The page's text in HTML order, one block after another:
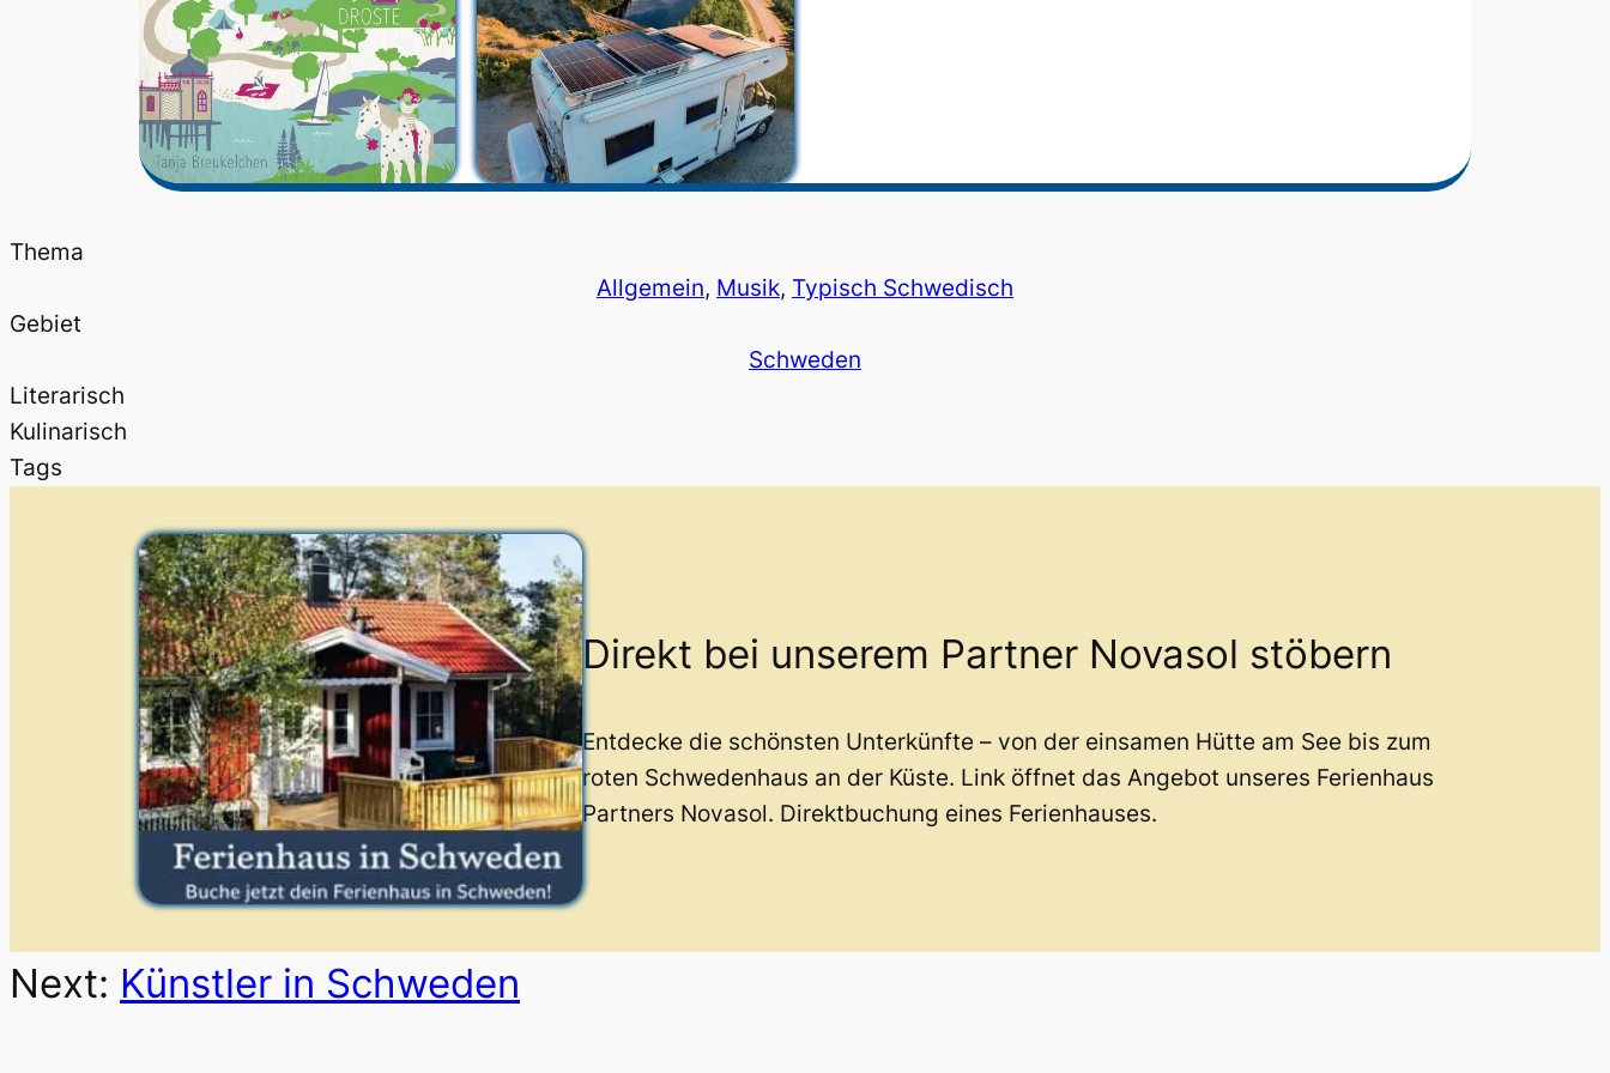
Thema
Allgemein, Musik, Typisch Schwedisch
Gebiet
Schweden
Literarisch
Kulinarisch
Tags
Direkt bei unserem Partner Novasol stöbern
Entdecke die schönsten Unterkünfte – von der einsamen Hütte am See bis zum
roten Schwedenhaus an der Küste. Link öffnet das Angebot unseres Ferienhaus
Partners Novasol. Direktbuchung eines Ferienhauses.
Next: Künstler in Schweden